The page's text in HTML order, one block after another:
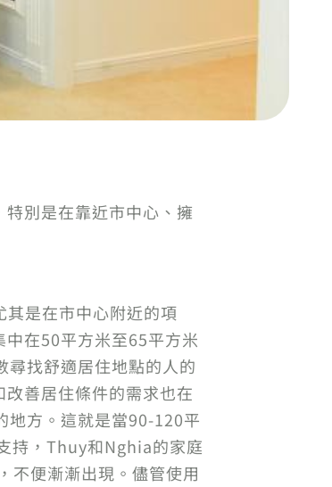
別是在靠近市中心、擁
是在市中心附近的項
在50平方米至65平方米
尋找舒適居住地點的人的
善居住條件的需求也在
地方。這就是當90-120平
持，Thuy和Nghia的家庭
不便漸漸出現。儘管使用